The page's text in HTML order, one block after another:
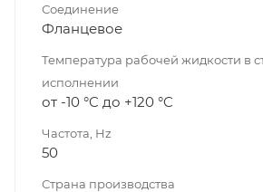
Соединение
Фланцевое
Температура рабочей жидкости в
исполнении
от -10 °C до +120 °C
Частота, Hz
50
Страна производства